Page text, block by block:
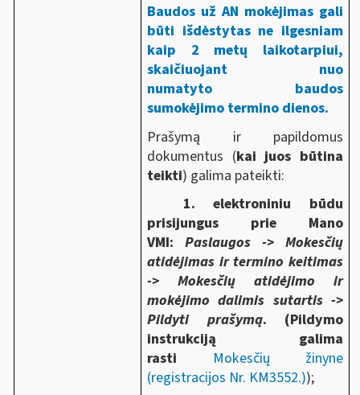
Baudos už AN mokėjimas gali
būti išdėstytas ne ilgesniam
kaip 2 metų laikotarpiui,
skaičiuojant nuo
numatyto baudos
sumokėjimo termino dienos.
Prašymą ir papildomus
dokumentus (kai juos būtina
teikti) galima pateikti:
1. elektroniniu būdu
prisijungus prie Mano
VMI:Paslaugos -> Mokesčių
atidėjimas ir termino keitimas
-> Mokesčių atidėjimo ir
mokėjimo dalimis sutartis ->
Pildyti prašymą. (Pildymo
instrukciją galima
rasti Mokesčių žinyne
(registracijos Nr. KM3552.));